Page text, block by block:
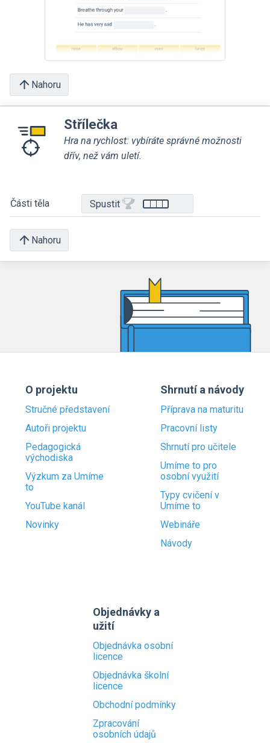
Nahoru
Střílečka
Hra na rychlost: vybíráte správné možnosti
dřív, než vám uletí.
Části těla Spustit
Nahoru
O projektu
Stručné představení
Autoři projektu
Pedagogická
východiska
Výzkum za Umíme
to
YouTube kanál
Novinky
Shrnutí a návody
Příprava na maturitu
Pracovní listy
Shrnutí pro učitele
Umíme to pro
osobní využití
Typy cvičení v
Umíme to
Webináře
Návody
Objednávky a
užití
Objednávka osobní
licence
Objednávka školní
licence
Obchodní podmínky
Zpracování
osobních údajů